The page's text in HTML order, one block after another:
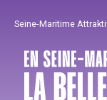
principal
Seine-Maritime